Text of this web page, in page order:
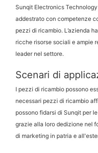
Sunqit Electronics
addestrato con competenze
pezzi di ricambio. L’azienda
ricche risorse sociali e ampie
leader nel settore.
Scenari di
I pezzi di ricambio possono
necessari pezzi di ricambio
possono fidarsi di Sunqit per
grazie alla loro dedizione nel
di marketing in patria e